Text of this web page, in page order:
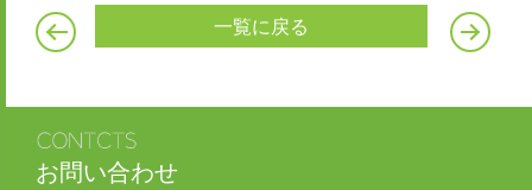
一覧に戻る
お問い合わせ